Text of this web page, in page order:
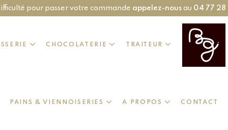
pour passer votre commande appelez-nous au 04 77 28
CHOCOLATERIE TRAITEUR
PAINS & VIENNOISERIES A PROPOS CONTACT